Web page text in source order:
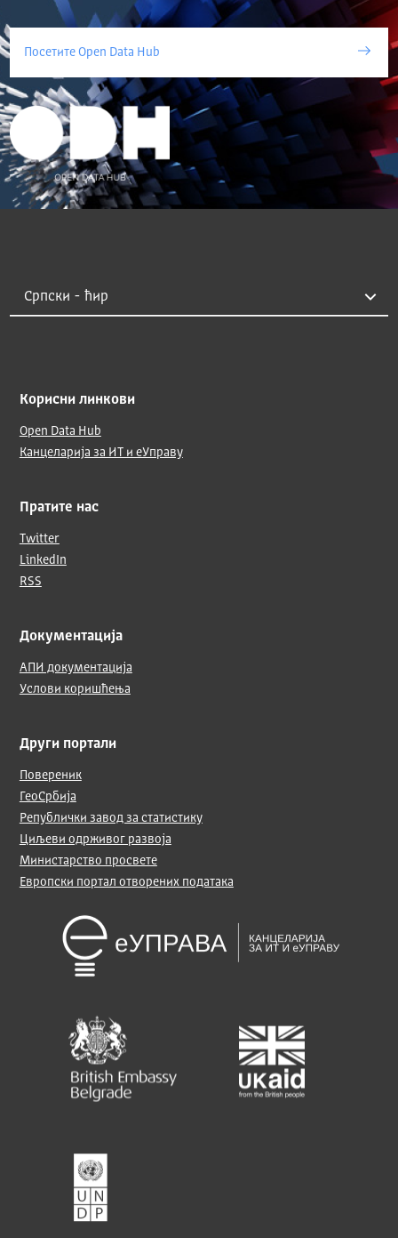
Посетите Open Data Hub
Корисни линкови
Open Data Hub
Канцеларија за ИТ и еУправу
Пратите нас
Twitter
LinkedIn
RSS
Документација
АПИ документација
Услови коришћења
Други портали
Повереник
ГеоСрбија
Републички завод за статистику
Циљеви одрживог развоја
Министарство просвете
Европски портал отворених података